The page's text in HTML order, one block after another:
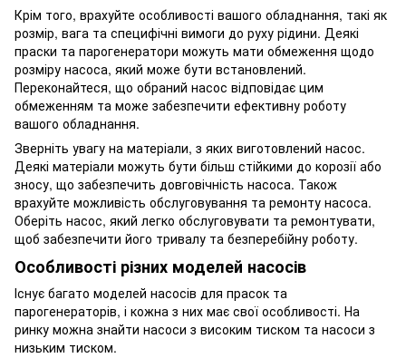
Крім того, врахуйте особливості вашого обладнання, такі як
розмір, вага та специфічні вимоги до руху рідини. Деякі
праски та парогенератори можуть мати обмеження щодо
розміру насоса, який може бути встановлений.
Переконайтеся, що обраний насос відповідає цим
обмеженням та може забезпечити ефективну роботу
вашого обладнання.
Зверніть увагу на матеріали, з яких виготовлений насос.
Деякі матеріали можуть бути більш стійкими до корозії або
зносу, що забезпечить довговічність насоса. Також
врахуйте можливість обслуговування та ремонту насоса.
Оберіть насос, який легко обслуговувати та ремонтувати,
щоб забезпечити його тривалу та безперебійну роботу.
Особливості різних моделей насосів
Існує багато моделей насосів для прасок та
парогенераторів, і кожна з них має свої особливості. На
ринку можна знайти насоси з високим тиском та насоси з
низьким тиском.